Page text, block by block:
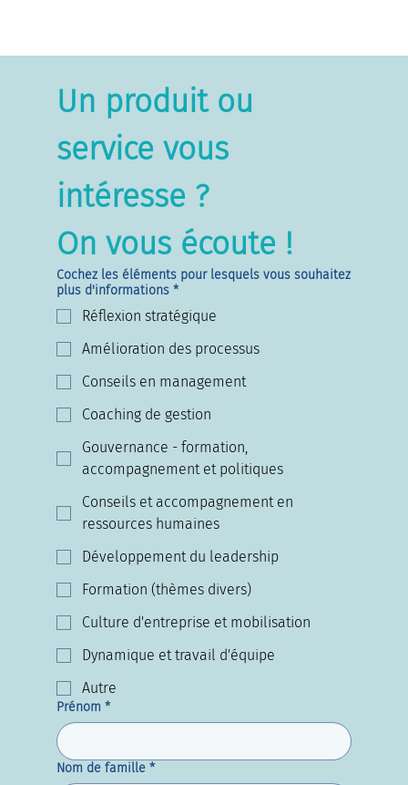
Un produit ou
service vous
intéresse ?
On vous écoute !
Cochez les éléments pour lesquels vous souhaitez
plus d'informations *
Réflexion stratégique
Amélioration des processus
Conseils en management
Coaching de gestion
Gouvernance - formation,
accompagnement et politiques
Conseils et accompagnement en
ressources humaines
Développement du leadership
Formation (thèmes divers)
Culture d'entreprise et mobilisation
Dynamique et travail d'équipe
Autre
Prénom *
Nom de famille *